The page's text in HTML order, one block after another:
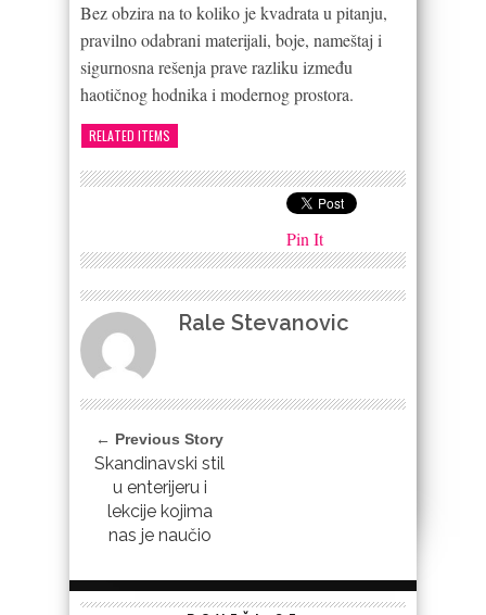
Bez obzira na to koliko je kvadrata u pitanju,
pravilno odabrani materijali, boje, nameštaj i
sigurnosna rešenja prave razliku između
haotičnog hodnika i modernog prostora.
RELATED ITEMS
Pin It
Rale Stevanovic
← Previous Story
Skandinavski stil
u enterijeru i
lekcije kojima
nas je naučio